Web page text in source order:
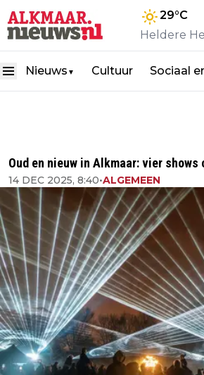
29°C
Heldere
Nieuws ▼ Cultuur Sociaal
Oud en nieuw in Alkmaar: vier shows
14 DEC 2025, 8:40•ALGEMEEN